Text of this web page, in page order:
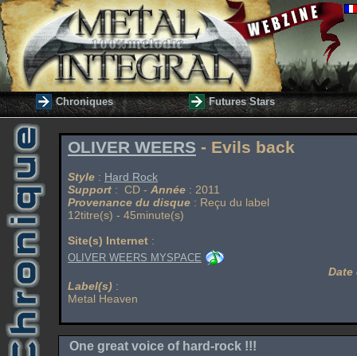
Chroniques Futures Stars
OLIVER WEERS - Evils back
Style : Hard Rock
Support : CD - Année : 2011
Provenance du disque : Reçu du label
12titre(s) - 45minute(s)
Site(s) Internet :
OLIVER WEERS MYSPACE
Label(s) :
Metal Heaven
One great voice of hard-rock !!!